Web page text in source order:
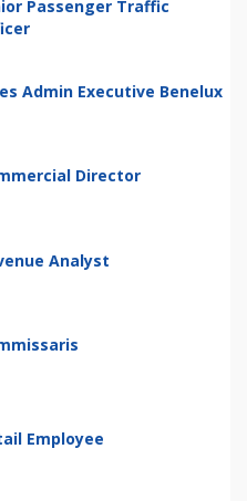
Passenger Traffic
Admin Executive Benelux
Director
Analyst
Employee